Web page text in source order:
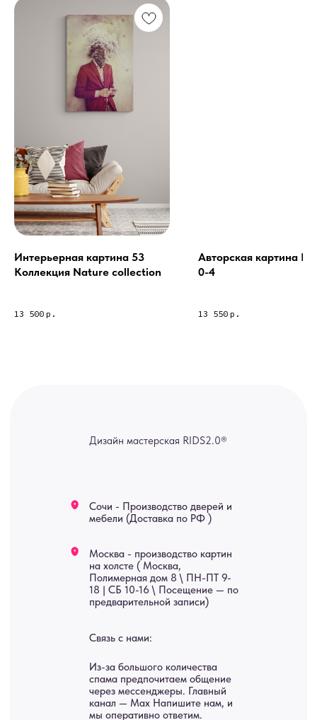
Интерьерная картина 53
Коллекция Nature collection
13 500 р.
Авторская картина
0-4
13 550 р.
Возврат
Доставка
© 2015-2026 Все права защищены. Не является офертой,
окончательные цены указываются в счете-спецификации.
• Договор публичной оферты
• Согласие на обработку персональных данных
Москва - производство картин
на холсте ( Москва,
Полимерная дом 8 \ ПН-ПТ 9-
18 | СБ 10-16 \ Посещение — по
предварительной записи)
Сочи - Производство дверей и
мебели (Доставка по РФ )
Из-за большого количества
спама предпочитаем общение
через мессенджеры. Главный
канал — Max Напишите нам, и
мы оперативно ответим.
ridsloft@gmail.com
+7 958 581 3200